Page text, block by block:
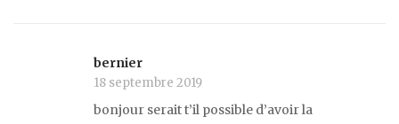
bernier
18 septembre 2019
bonjour serait t’il possible d’avoir la